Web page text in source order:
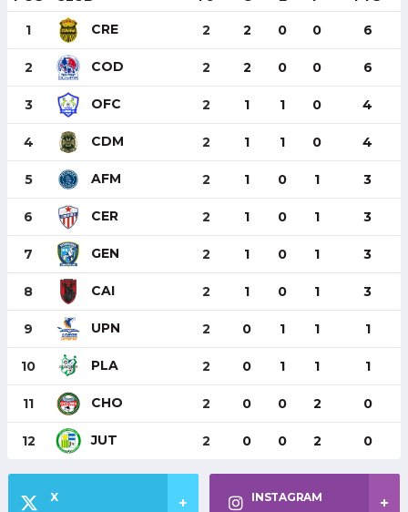
1 CRE 2 2 0 0 6
2 COD 2 2 0 0 6
3 OFC 2 1 1 0 4
4 CDM 2 1 1 0 4
5 AFM 2 1 0 1 3
6 CER 2 1 0 1 3
7 GEN 2 1 0 1 3
8 CAI 2 1 0 1 3
9 UPN 2 0 1 1 1
10 PLA 2 0 1 1 1
11 CHO 2 0 0 2 0
12 JUT 2 0 0 2 0
X INSTAGRAM